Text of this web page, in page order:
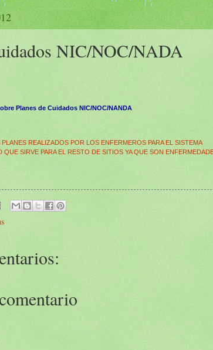
NIC/NOC/NADA
Planes de Cuidados NIC/NOC/NANDA
REALIZADOS POR LOS ENFERMEROS PARA EL SISTEMA
QUE SIRVE PARA EL RESTO DE SITIOS YA QUE SON